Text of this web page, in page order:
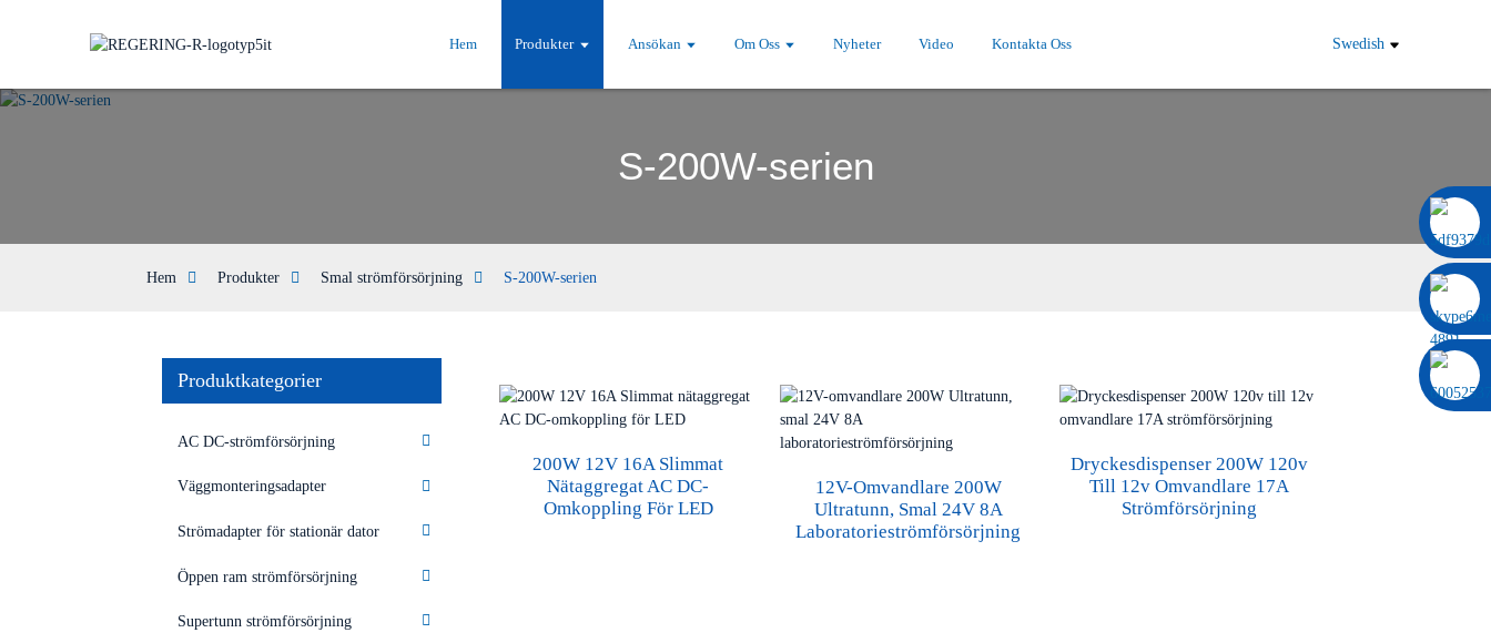
Hem Produkter Ansökan Om Oss Nyheter Video Kontakta Oss Swedish
S-200W-serien
Hem Produkter Smal strömförsörjning S-200W-serien
Produktkategorier
AC DC-strömförsörjning
Väggmonteringsadapter
Strömadapter för stationär dator
Öppen ram strömförsörjning
Supertunn strömförsörjning
200W 12V 16A Slimmat
Nätaggregat AC DC-
Omkoppling För LED
12V-Omvandlare 200W
Ultratunn, Smal 24V 8A
Laboratorieströmförsörjning
Dryckesdispenser 200W 120v
Till 12v Omvandlare 17A
Strömförsörjning